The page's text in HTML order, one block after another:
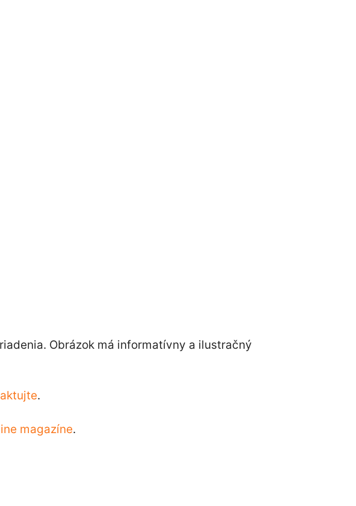
Obrázok má informatívny a ilustračný
.
magazíne.